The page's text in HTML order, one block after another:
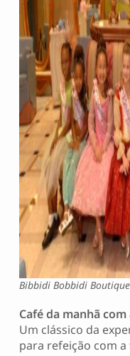
Bibbidi Bobbidi
Café da manhã
Um clássico da
para refeição com